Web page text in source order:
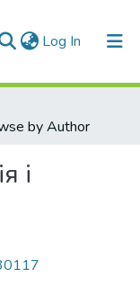
Log In (current)
by Author
і